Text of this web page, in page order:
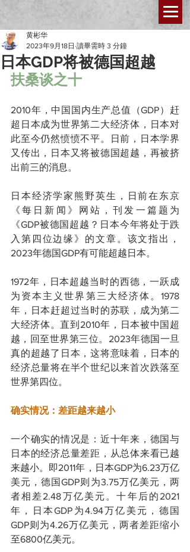
日本GDP将被德国超越
黄彬华
2023年9月18日 讀畢需時 3 分鐘
扶桑谈之十
2010年，中国国内生产总值（GDP）赶
超日本成为世界第二大经济体，日本对
此至今仍然愤愤不平。日前，日本学界
又传出，日本又将被德国超越，再被挤
出前三的消息。
日本经济学家熊野英生，日前在东京
《每日新闻》网站，刊发一篇题为
《GDP被德国超越？日本今年将处于跌
入第四位边缘》的文章。该文指出，
2023年德国GDP有可能超越日本。
1972年，日本超越当时的西德，一跃成
为资本主义世界第三大经济体。1978
年，日本赶超过当时的苏联，成为第二
大经济体。直到2010年，日本被中国超
越，回至世界第三位。2023年德国一旦
真的超越了日本，这将意味着，日本的
经济总量将在半个世纪以来首次跌落至
世界第四位。
确实情况：差距越来越小
一个确实的情况是：近十年来，德国与
日本的经济总量差距，从总体来看已越
来越小。即2011年，日本GDP为6.23万亿
美元，德国GDP则为3.75万亿美元，两
者相差2.48万亿美元。十年后的2021
年，日本GDP为4.94万亿美元，德国
GDP则为4.26万亿美元，两者差距缩小
至6800亿美元。